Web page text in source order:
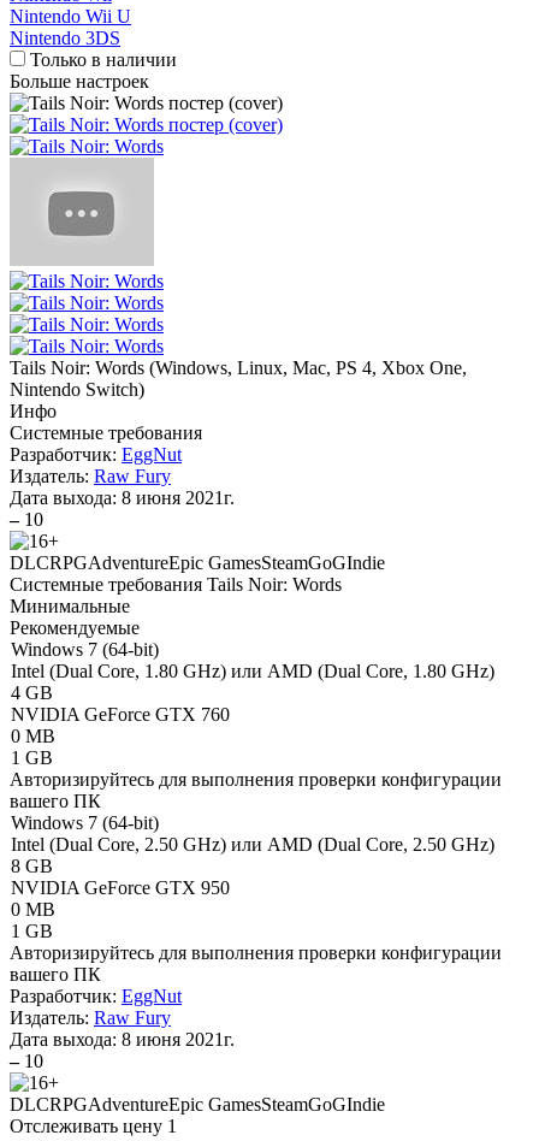
Nintendo Wii U
Nintendo 3DS
Только в наличии
Больше настроек
Tails Noir: Words (Windows, Linux, Mac, PS 4, Xbox One,
Nintendo Switch)
Инфо
Системные требования
Разработчик: EggNut
Издатель: Raw Fury
Дата выхода: 8 июня 2021г.
– 10
DLCRPGAdventureEpic GamesSteamGoGIndie
Системные требования Tails Noir: Words
Минимальные
Рекомендуемые
Windows 7 (64-bit)
Intel (Dual Core, 1.80 GHz) или AMD (Dual Core, 1.80 GHz)
4 GB
NVIDIA GeForce GTX 760
0 MB
1 GB
Авторизируйтесь для выполнения проверки конфигурации
вашего ПК
Windows 7 (64-bit)
Intel (Dual Core, 2.50 GHz) или AMD (Dual Core, 2.50 GHz)
8 GB
NVIDIA GeForce GTX 950
0 MB
1 GB
Авторизируйтесь для выполнения проверки конфигурации
вашего ПК
Разработчик: EggNut
Издатель: Raw Fury
Дата выхода: 8 июня 2021г.
– 10
DLCRPGAdventureEpic GamesSteamGoGIndie
Отслеживать цену 1